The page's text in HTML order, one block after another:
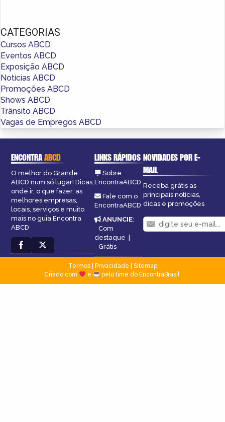
CATEGORIAS
Cursos ABCD
Eventos ABCD
Exposição ABCD
Notícias ABCD
Promoções ABCD
Shows ABCD
Trânsito ABCD
Vagas de Empregos ABCD
ENCONTRAABCD
O melhor do Grande
ABCD num só lugar! Dicas,
onde ir, o que fazer, as
melhores empresas,
locais, serviços e muito
mais no guia Encontra
ABCD
LINKS RÁPIDOS
Sobre
EncontraABCD
Fale com o
EncontraABCD
ANUNCIE:
Com
destaque
Grátis
NOVIDADES POR E-
MAIL
Receba grátis as
principais notícias,
dicas e promoções
Termos| Privacidade
Sitemap
Criado com
e pelo time do EncontraBrasil